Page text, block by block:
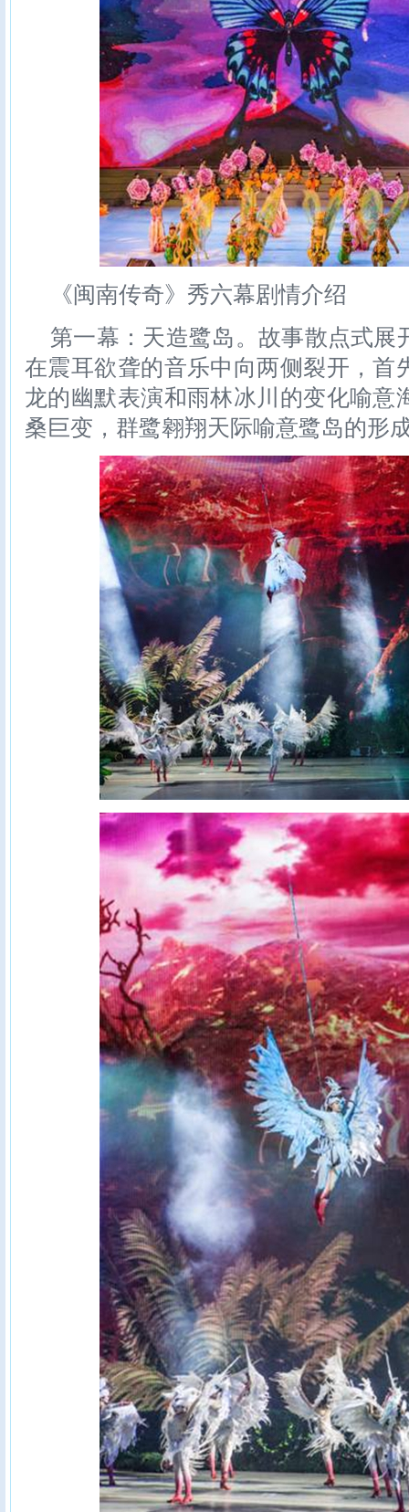
《闽南传奇》秀六幕剧情介绍
第一幕：天造鹭岛。故事散点式展
在震耳欲聋的音乐中向两侧裂开，首
龙的幽默表演和雨林冰川的变化喻意
桑巨变，群鹭翱翔天际喻意鹭岛的形